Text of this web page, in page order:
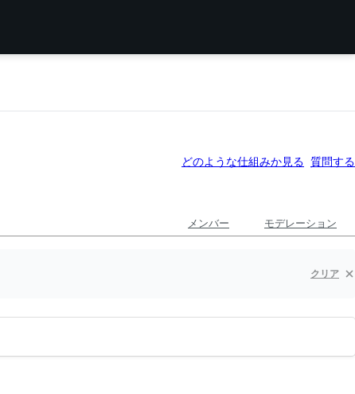
どのような仕組みか見る 質問する
メンバー モデレーション
クリア